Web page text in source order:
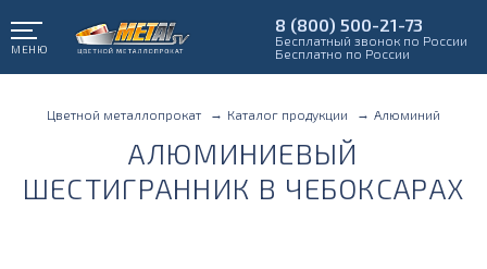
МЕНЮ
8 (800) 500-21-73
Бесплатный звонок по России
Бесплатно по России
Цветной металлопрокат Каталог продукции Алюминий
АЛЮМИНИЕВЫЙ
ШЕСТИГРАННИК В ЧЕБОКСАРАХ